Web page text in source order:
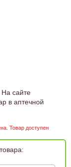
На сайте
в аптечной
Товар доступен